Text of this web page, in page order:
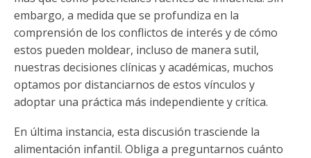
embargo, a medida que se profundiza en la
comprensión de los conflictos de interés y de cómo
estos pueden moldear, incluso de manera sutil,
nuestras decisiones clínicas y académicas, muchos
optamos por distanciarnos de estos vínculos y
adoptar una práctica más independiente y crítica.
En última instancia, esta discusión trasciende la
alimentación infantil. Obliga a preguntarnos cuánto